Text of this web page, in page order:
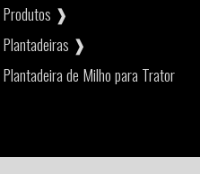
Produtos ❱
Plantadeiras ❱
Plantadeira de Milho para Trator